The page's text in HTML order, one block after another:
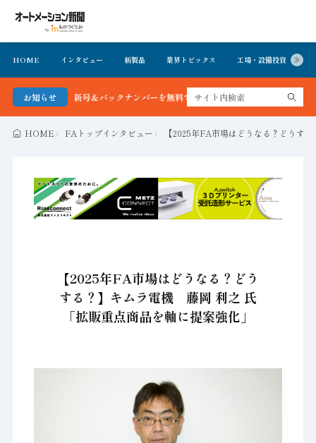
HOME インタビュー 新製品 業界トピックス 工場・設備投資
お知らせ
最新号＆バックナンバーを無料で公開中 詳細はこちら
HOME FAトップインタビュー 【2025年FA市場はどうなる？どうす
【2025年FA市場はどうなる？どう
する？】キムラ電機 藤岡 利之 氏
「拡販重点商品を軸に提案強化」